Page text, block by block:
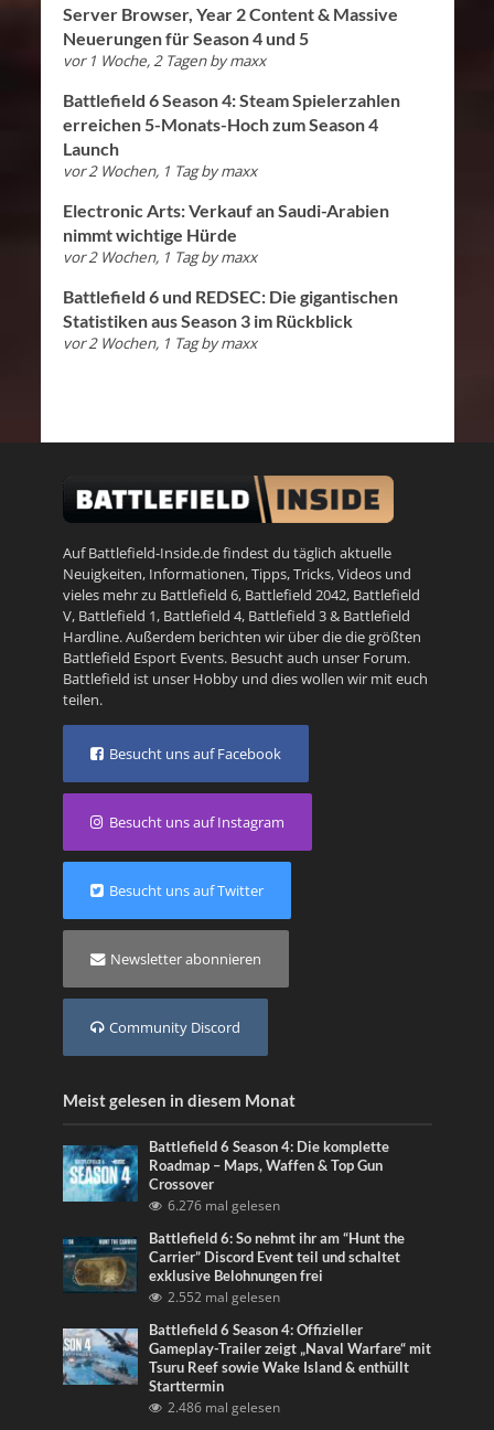
Server Browser, Year 2 Content & Massive
Neuerungen für Season 4 und 5
vor 1 Woche, 2 Tagen bymaxx
Battlefield 6 Season 4: Steam Spielerzahlen
erreichen 5-Monats-Hoch zum Season 4
Launch
vor 2 Wochen, 1 Tag bymaxx
Electronic Arts: Verkauf an Saudi-Arabien
nimmt wichtige Hürde
vor 2 Wochen, 1 Tag bymaxx
Battlefield 6 und REDSEC: Die gigantischen
Statistiken aus Season 3 im Rückblick
vor 2 Wochen, 1 Tag bymaxx
Auf Battlefield-Inside.de findest du täglich aktuelle
Neuigkeiten, Informationen, Tipps, Tricks, Videos und
vieles mehr zu Battlefield 6, Battlefield 2042, Battlefield
V, Battlefield 1, Battlefield 4, Battlefield 3& Battlefield
Hardline. Außerdem berichten wir über die die größten
Battlefield Esport Events. Besucht auch unser Forum.
Battlefield ist unser Hobby und dies wollen wir mit euch
teilen.
Besucht uns auf Facebook
Besucht uns auf Instagram
Besucht uns auf Twitter
Newsletter abonnieren
Community Discord
Meist gelesen in diesem Monat
Battlefield 6 Season 4: Die komplette
Roadmap – Maps, Waffen & Top Gun
Crossover
6.276 mal gelesen
Battlefield 6: So nehmt ihr am “Hunt the
Carrier” Discord Event teil und schaltet
exklusive Belohnungen frei
2.552 mal gelesen
Battlefield 6 Season 4: Offizieller
Gameplay-Trailer zeigt „Naval Warfare“ mit
Tsuru Reef sowie Wake Island & enthüllt
Starttermin
2.486 mal gelesen